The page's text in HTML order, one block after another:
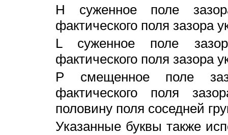
H суженное поле
фактического поля зазора
L суженное поле
фактического поля зазора
P смещенное поле
фактического поля
половину поля соседней
Указанные буквы также